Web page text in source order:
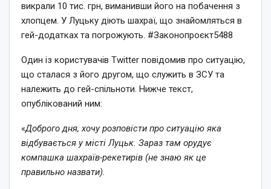
викрали 10 тис. грн, виманивши його на побачення з
хлопцем. У Луцьку діють шахраї, що знайомляться в
гей-додатках та погрожують. #Законопроєкт5488
Один із користувачів Twitter повідомив про ситуацію,
що сталася з його другом, що служить в ЗСУ та
належить до гей-спільноти. Нижче текст,
опублікований ним:
«Доброго дня, хочу розповісти про ситуацію яка
відбувається у місті Луцьк. Зараз там орудує
компашка шахраїв-рекетирів (не знаю як це
правильно назвати).